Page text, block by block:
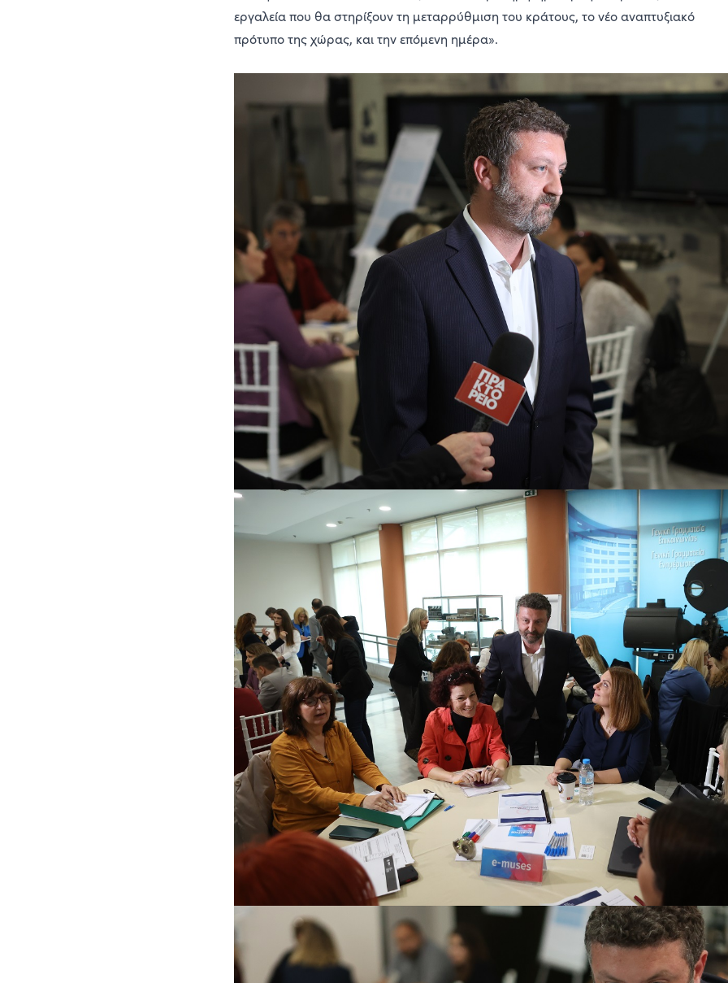
εργαλεία που θα στηρίξουν τη μεταρρύθμιση του κράτους, το νέο αναπτυξιακό
πρότυπο της χώρας, και την επόμενη ημέρα».